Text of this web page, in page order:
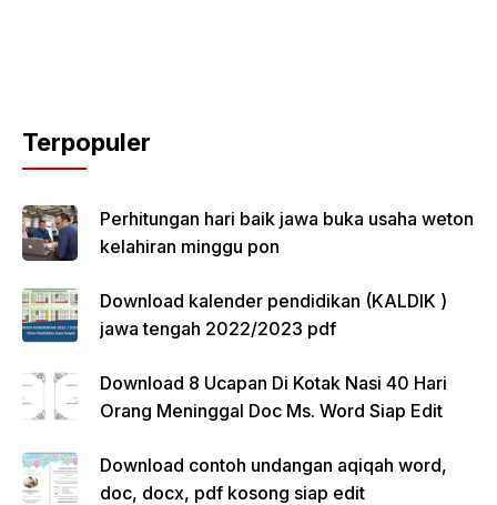
Terpopuler
Perhitungan hari baik jawa buka usaha weton
kelahiran minggu pon
Download kalender pendidikan (KALDIK )
jawa tengah 2022/2023 pdf
Download 8 Ucapan Di Kotak Nasi 40 Hari
Orang Meninggal Doc Ms. Word Siap Edit
Download contoh undangan aqiqah word,
doc, docx, pdf kosong siap edit